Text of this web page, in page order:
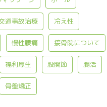
通事故治療 冷え性
慢性腰痛 接骨院について
福利厚生 股関節 腸活
骨盤矯正